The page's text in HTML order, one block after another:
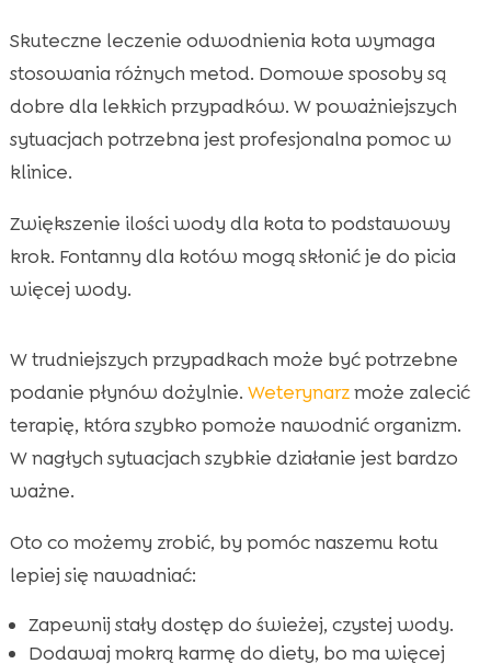
Skuteczne leczenie odwodnienia kota wymaga
stosowania różnych metod. Domowe sposoby są
dobre dla lekkich przypadków. W poważniejszych
sytuacjach potrzebna jest profesjonalna pomoc w
klinice.
Zwiększenie ilości wody dla kota to podstawowy
krok. Fontanny dla kotów mogą skłonić je do picia
więcej wody.
W trudniejszych przypadkach może być potrzebne
podanie płynów dożylnie. Weterynarzmoże zalecić
terapię, która szybko pomoże nawodnić organizm.
W nagłych sytuacjach szybkie działanie jest bardzo
ważne.
Oto co możemy zrobić, by pomóc naszemu kotu
lepiej się nawadniać:
Zapewnij stały dostęp do świeżej, czystej wody.
Dodawaj mokrą karmę do diety, bo ma więcej